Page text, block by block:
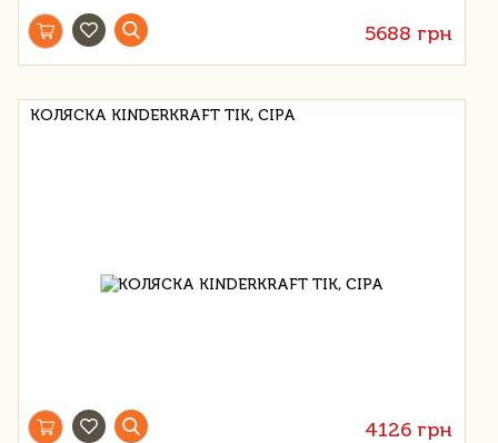
5688 грн
КОЛЯСКА KINDERKRAFT TIK, СІРА
4126 грн